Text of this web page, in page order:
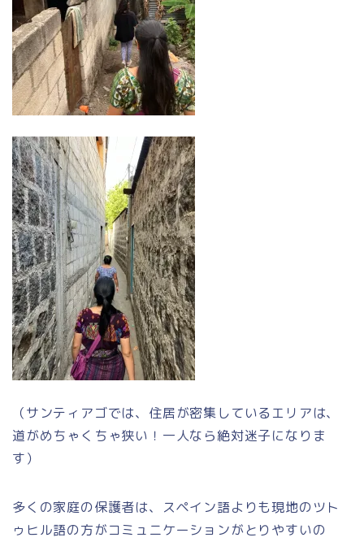
（サンティアゴでは、住居が密集しているエリアは、
道がめちゃくちゃ狭い！一人なら絶対迷子になりま
す）
多くの家庭の保護者は、スペイン語よりも現地のツト
ゥヒル語の方がコミュニケーションがとりやすいの